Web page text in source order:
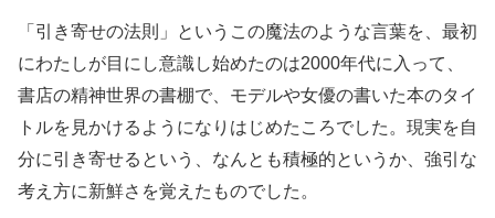
「引き寄せの法則」というこの魔法のような言葉を、最初
にわたしが目にし意識し始めたのは2000年代に入って、
書店の精神世界の書棚で、モデルや女優の書いた本のタイ
トルを見かけるようになりはじめたころでした。現実を自
分に引き寄せるという、なんとも積極的というか、強引な
考え方に新鮮さを覚えたものでした。